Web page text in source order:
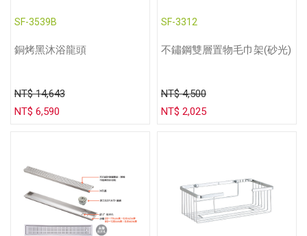
SF-3539B
銅烤黑沐浴龍頭
NT$ 14,643
NT$ 6,590
SF-3312
不鏽鋼雙層置物毛巾架(砂光)
NT$ 4,500
NT$ 2,025